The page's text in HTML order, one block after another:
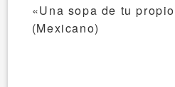
«Una sopa de tu
(Mexicano)